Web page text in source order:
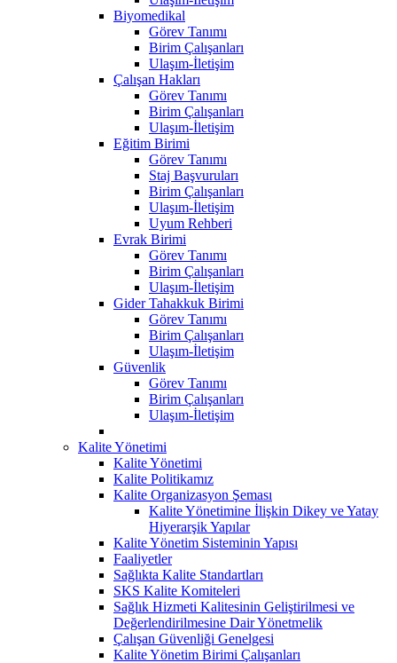
Biyomedikal
Görev Tanımı
Birim Çalışanları
Ulaşım-İletişim
Çalışan Hakları
Görev Tanımı
Birim Çalışanları
Ulaşım-İletişim
Eğitim Birimi
Görev Tanımı
Staj Başvuruları
Birim Çalışanları
Ulaşım-İletişim
Uyum Rehberi
Evrak Birimi
Görev Tanımı
Birim Çalışanları
Ulaşım-İletişim
Gider Tahakkuk Birimi
Görev Tanımı
Birim Çalışanları
Ulaşım-İletişim
Güvenlik
Görev Tanımı
Birim Çalışanları
Ulaşım-İletişim
Kalite Yönetimi
Kalite Yönetimi
Kalite Politikamız
Kalite Organizasyon Şeması
Kalite Yönetimine İlişkin Dikey ve Yatay
Hiyerarşik Yapılar
Kalite Yönetim Sisteminin Yapısı
Faaliyetler
Sağlıkta Kalite Standartları
SKS Kalite Komiteleri
Sağlık Hizmeti Kalitesinin Geliştirilmesi ve
Değerlendirilmesine Dair Yönetmelik
Çalışan Güvenliği Genelgesi
Kalite Yönetim Birimi Çalışanları